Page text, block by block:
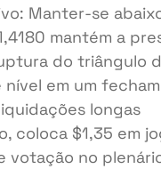
Manter-se
mantém a
do triângulo
nível em um
longas
coloca $1,35 em
votação no